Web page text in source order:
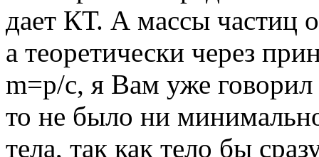
дает КТ. А массы частиц
а теоретически через
m=p/c, я Вам уже
то не было ни
тела, так как тело бы